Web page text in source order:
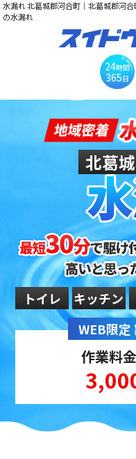
水漏れ 北葛城郡河合町｜北葛城郡河
の水漏れ
24時間
365日
北葛
トイレ キッチン
WEB限定
作業料